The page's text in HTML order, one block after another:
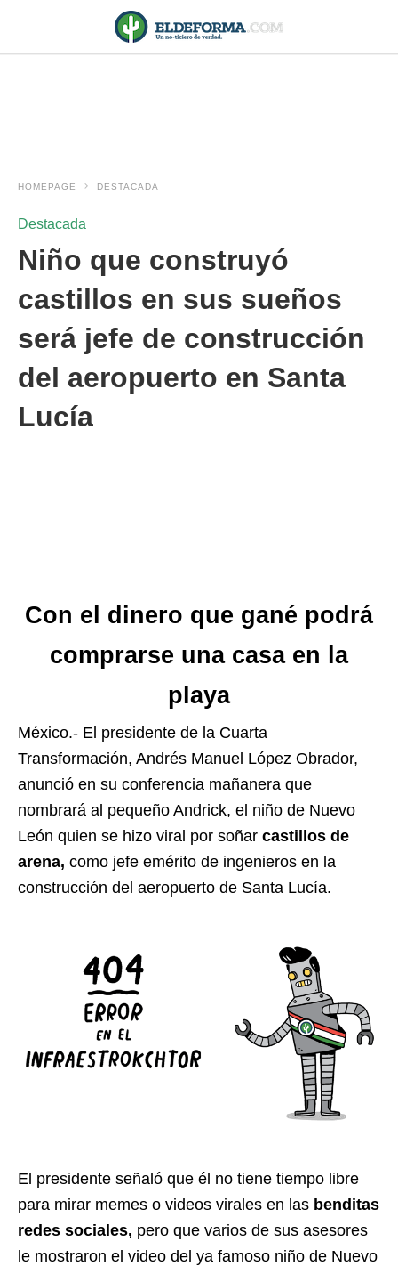
HOMEPAGE DESTACADA
Destacada
Niño que construyó
castillos en sus sueños
será jefe de construcción
del aeropuerto en Santa
Lucía
Con el dinero que gané podrá
comprarse una casa en la
playa
México.- El presidente de la Cuarta
Transformación, Andrés Manuel López Obrador,
anunció en su conferencia mañanera que
nombrará al pequeño Andrick, el niño de Nuevo
León quien se hizo viral por soñar castillos de
arena, como jefe emérito de ingenieros en la
construcción del aeropuerto de Santa Lucía.
El presidente señaló que él no tiene tiempo libre
para mirar memes o videos virales en las benditas
redes sociales, pero que varios de sus asesores
le mostraron el video del ya famoso niño de Nuevo